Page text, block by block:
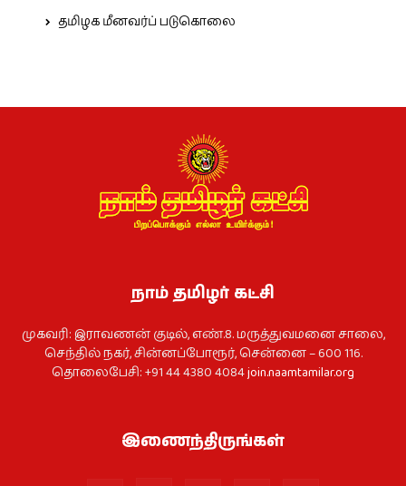
தமிழக மீனவர்ப் படுகொலை
நாம் தமிழர் கட்சி
முகவரி: இராவணன் குடில், எண்.8. மருத்துவமனை சாலை,
செந்தில் நகர், சின்னப்போரூர், சென்னை – 600 116.
தொலைபேசி: +91 44 4380 4084join.naamtamilar.org
இணைந்திருங்கள்